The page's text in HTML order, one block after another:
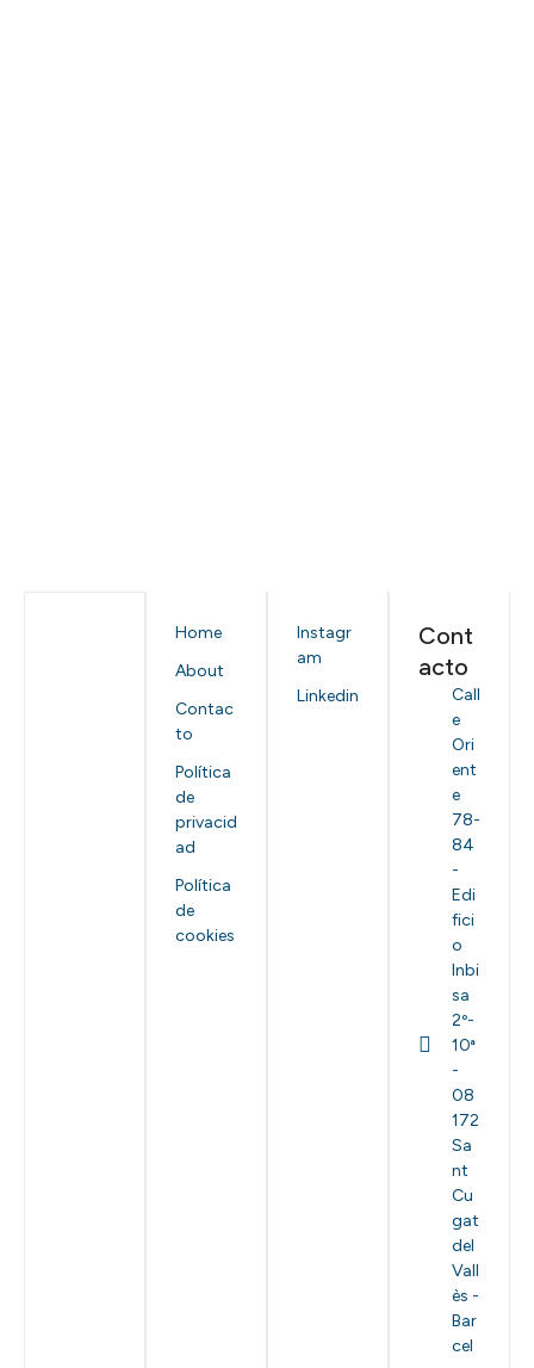
Home
About
Contac
to
Política
de
privacid
ad
Política
de
cookies
Instagr
am
Linkedin
Cont
acto
Call
e
Ori
ent
e
78-
84
-
Edi
fici
o
Inbi
sa
2º-
10ª
-
08
172
Sa
nt
Cu
gat
del
Vall
ès -
Bar
cel